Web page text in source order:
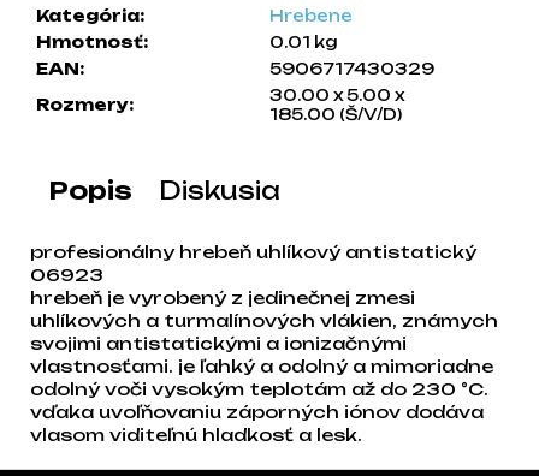
Kategória:
Hrebene
Hmotnosť:
0.01 kg
EAN:
5906717430329
Rozmery:
30.00 x 5.00 x
185.00 (Š/V/D)
Popis Diskusia
profesionálny hrebeň uhlíkový antistatický
06923
hrebeň je vyrobený z jedinečnej zmesi
uhlíkových a turmalínových vlákien, známych
svojimi antistatickými a ionizačnými
vlastnosťami. je ľahký a odolný a mimoriadne
odolný voči vysokým teplotám až do 230 °C.
vďaka uvoľňovaniu záporných iónov dodáva
vlasom viditeľnú hladkosť a lesk.
a
m
e